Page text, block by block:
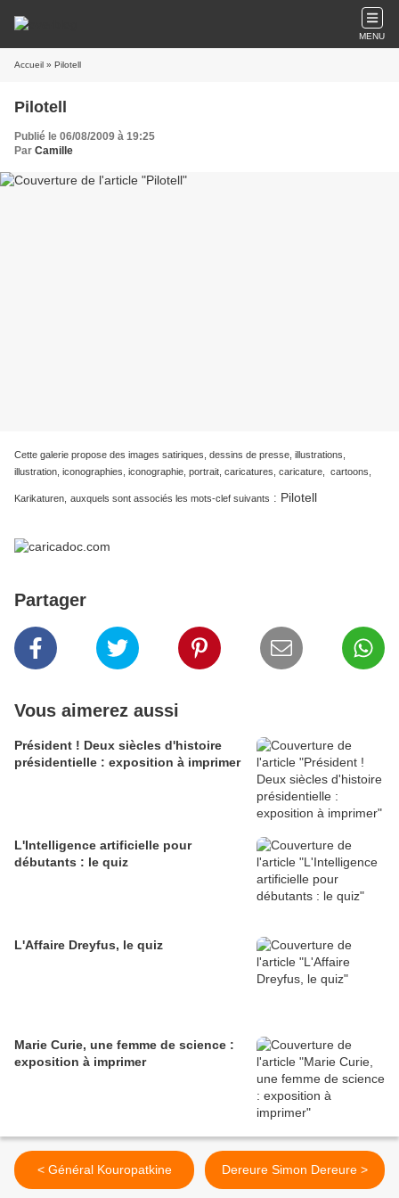
MENU
Accueil » Pilotell
Pilotell
Publié le 06/08/2009 à 19:25
Par Camille
Cette galerie propose des images satiriques, dessins de presse, illustrations,
illustration, iconographies, iconographie, portrait, caricatures, caricature, cartoons,
Karikaturen, auxquels sont associés les mots-clef suivants : Pilotell
Partager
Vous aimerez aussi
Président ! Deux siècles d'histoire
présidentielle : exposition à imprimer
L'Intelligence artificielle pour
débutants : le quiz
L'Affaire Dreyfus, le quiz
Marie Curie, une femme de science :
exposition à imprimer
< Général Kouropatkine Dereure Simon Dereure >